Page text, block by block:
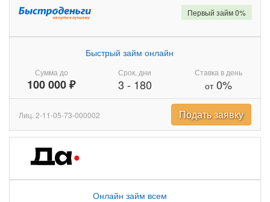
Сумма до
100 000 ₽
Быстрый займ онлайн
Срок, дни
3 - 180
Ставка в день
от0%
Первый займ 0%
Лиц. 2-11-05-73-000002 Подать заявку
Онлайн займ всем